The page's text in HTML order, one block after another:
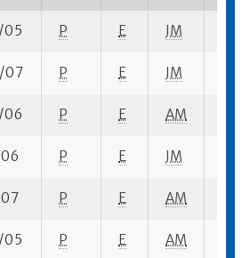
P E JM
07 P E JM
P E AM
P E JM
P E AM
P E AM